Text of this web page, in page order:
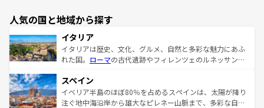
人気の国と地域から探す
イタリア
イタリアは歴史、文化、グルメ、自然と多彩な魅力にあふ
れた国。 ローマの古代遺跡やフィレンツェのルネッサンス
ろん、トスカーナの美しい田園風景やアマルフィ海岸の絶
景など、自然景観も見逃せない。観光の合間には、本場の
ピザやパスタなど、絶品のイタリア料理を堪能することも
スペイン
イベリア半島のほぼ80％を占めるスペインは、太陽が降り
注ぐ地中海沿岸から雄大なピレネー山脈まで、多彩な自然